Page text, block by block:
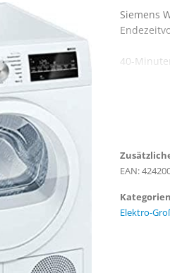
Siemens
40-
EAN:
Elektro-